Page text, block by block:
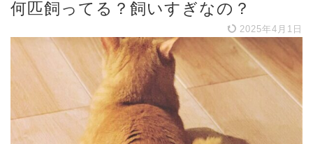
何匹飼ってる？飼いすぎなの？
2025年4月1日